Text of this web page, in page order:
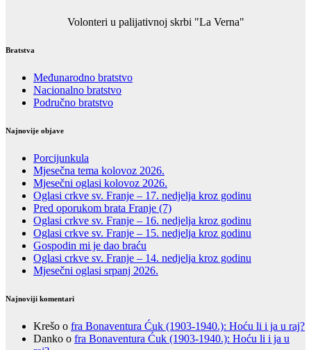
Volonteri u palijativnoj skrbi "La Verna"
Bratstva
Međunarodno bratstvo
Nacionalno bratstvo
Područno bratstvo
Najnovije objave
Porcijunkula
Mjesečna tema kolovoz 2026.
Mjesečni oglasi kolovoz 2026.
Oglasi crkve sv. Franje – 17. nedjelja kroz godinu
Pred oporukom brata Franje (7)
Oglasi crkve sv. Franje – 16. nedjelja kroz godinu
Oglasi crkve sv. Franje – 15. nedjelja kroz godinu
Gospodin mi je dao braću
Oglasi crkve sv. Franje – 14. nedjelja kroz godinu
Mjesečni oglasi srpanj 2026.
Najnoviji komentari
Krešo o fra Bonaventura Ćuk (1903-1940.): Hoću li i ja u raj?
Danko o fra Bonaventura Ćuk (1903-1940.): Hoću li i ja u